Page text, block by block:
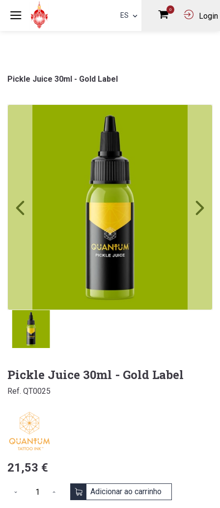
ES
0
Login
Pickle Juice 30ml - Gold Label
Pickle Juice 30ml - Gold Label
Ref. QT0025
21,53 €
Adicionar ao carrinho